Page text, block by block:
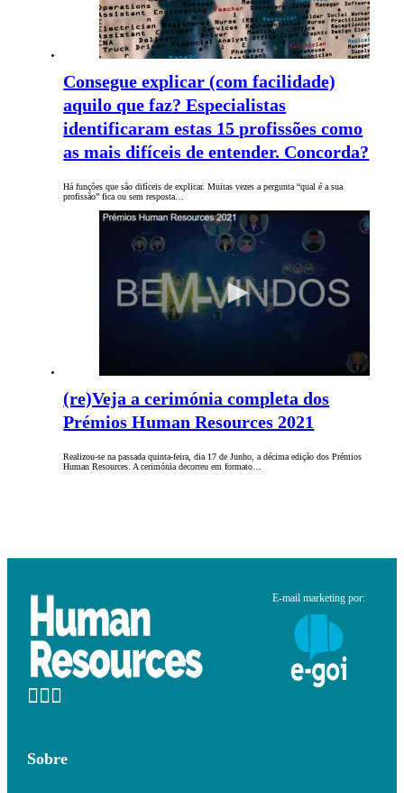
Consegue explicar (com facilidade)
aquilo que faz? Especialistas
identificaram estas 15 profissões como
as mais difíceis de entender. Concorda?
Há funções que são difíceis de explicar. Muitas vezes a pergunta “qual é a sua
profissão” fica ou sem resposta…
(re)Veja a cerimónia completa dos
Prémios Human Resources 2021
Realizou-se na passada quinta-feira, dia 17 de Junho, a décima edição dos Prémios
Human Resources. A cerimónia decorreu em formato…
E-mail marketing por:
Sobre